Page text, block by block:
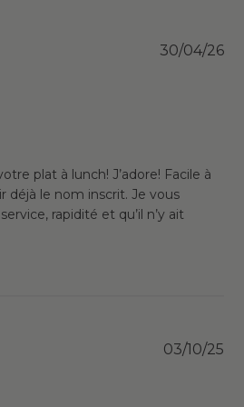
plat à lunch! J’adore! Facile à
déjà le nom inscrit. Je vous
rapidité et qu’il n’y ait
30/04/26
03/10/25